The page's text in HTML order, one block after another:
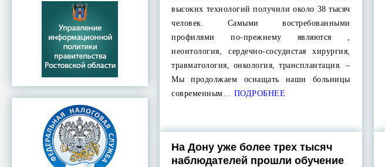
высоких технологий получили около 38 тысяч
человек. Самыми востребованными
профилями по-прежнему являются ,
неонтология, сердечно-сосудистая хирургия,
травматология, онкология, трансплантация. –
Мы продолжаем оснащать наши больницы
современным… ПОДРОБНЕЕ
На Дону уже более трех тысяч
наблюдателей прошли обучение